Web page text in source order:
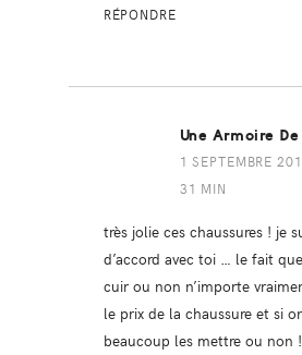
RÉPONDRE
Une Armoire
1 SEPTEMBRE
31 MIN
très jolie ces chaussures ! je
d’accord avec toi … le fait
cuir ou non n’importe
le prix de la chaussure et si
beaucoup les mettre ou non !